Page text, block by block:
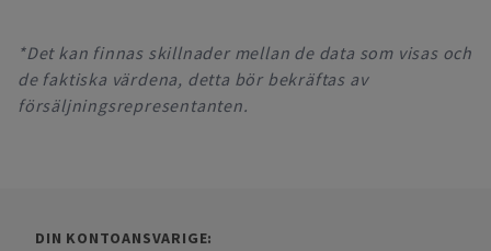
*Det kan finnas skillnader mellan de data som visas och
de faktiska värdena, detta bör bekräftas av
försäljningsrepresentanten.
DIN KONTOANSVARIGE: